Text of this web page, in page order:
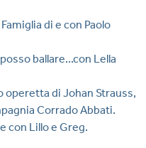
di e con Paolo
ballare...con Lella
operetta di Johan Strauss,
Corrado Abbati.
con Lillo e Greg.